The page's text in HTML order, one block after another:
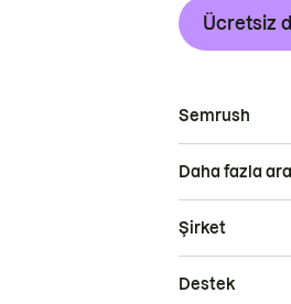
Ücretsiz
Semrush
Daha fazla
Şirket
Destek